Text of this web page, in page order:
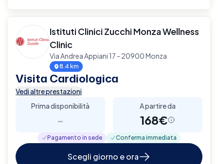
Istituti Clinici Zucchi Monza Wellness
Clinic
Via Andrea Appiani 17 - 20900 Monza
8.4 km
Visita Cardiologica
Vedi altre prestazioni
Prima disponibilità
-
A partire da
168€
Pagamento in sede Conferma immediata
Scegli giorno e ora